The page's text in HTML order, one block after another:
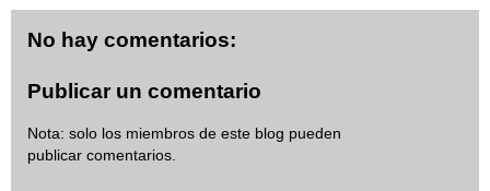
No hay comentarios:
Publicar un comentario
Nota: solo los miembros de este blog pueden
publicar comentarios.